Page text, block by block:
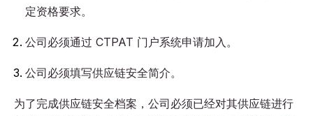
定资格要求。
公司必须通过 CTPAT 门户系统申请加入。
公司必须填写供应链安全简介。
为了完成供应链安全档案，公司必须已经对其供应链进行